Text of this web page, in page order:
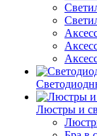
Люстры и